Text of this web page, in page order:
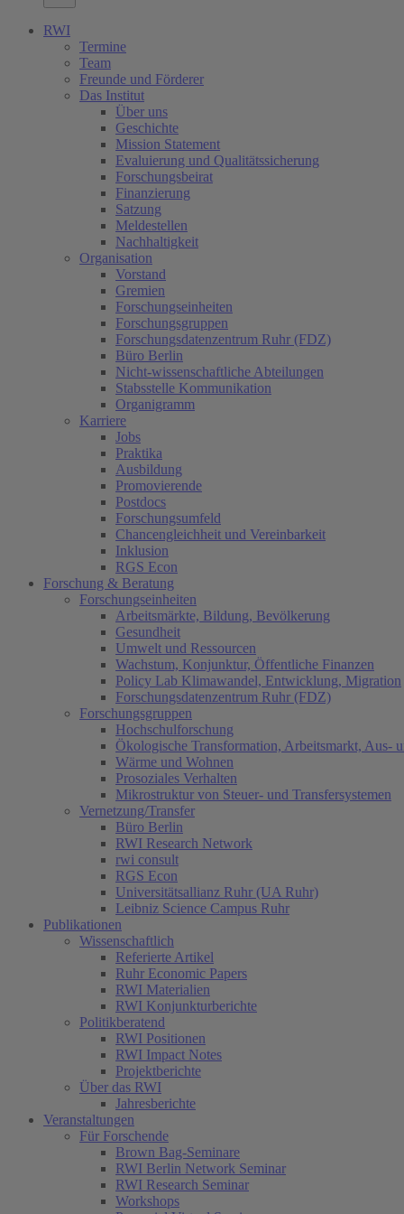
RWI
Termine
Team
Freunde und Förderer
Das Institut
Über uns
Geschichte
Mission Statement
Evaluierung und Qualitätssicherung
Forschungsbeirat
Finanzierung
Satzung
Meldestellen
Nachhaltigkeit
Organisation
Vorstand
Gremien
Forschungseinheiten
Forschungsgruppen
Forschungsdatenzentrum Ruhr (FDZ)
Büro Berlin
Nicht-wissenschaftliche Abteilungen
Stabsstelle Kommunikation
Organigramm
Karriere
Jobs
Praktika
Ausbildung
Promovierende
Postdocs
Forschungsumfeld
Chancengleichheit und Vereinbarkeit
Inklusion
RGS Econ
Forschung & Beratung
Forschungseinheiten
Arbeitsmärkte, Bildung, Bevölkerung
Gesundheit
Umwelt und Ressourcen
Wachstum, Konjunktur, Öffentliche Finanzen
Policy Lab Klimawandel, Entwicklung, Migration
Forschungsdatenzentrum Ruhr (FDZ)
Forschungsgruppen
Hochschulforschung
Ökologische Transformation, Arbeitsmarkt, Aus-
Wärme und Wohnen
Prosoziales Verhalten
Mikrostruktur von Steuer- und Transfersystemen
Vernetzung/Transfer
Büro Berlin
RWI Research Network
rwi consult
RGS Econ
Universitätsallianz Ruhr (UA Ruhr)
Leibniz Science Campus Ruhr
Publikationen
Wissenschaftlich
Referierte Artikel
Ruhr Economic Papers
RWI Materialien
RWI Konjunkturberichte
Politikberatend
RWI Positionen
RWI Impact Notes
Projektberichte
Über das RWI
Jahresberichte
Veranstaltungen
Für Forschende
Brown Bag-Seminare
RWI Berlin Network Seminar
RWI Research Seminar
Workshops